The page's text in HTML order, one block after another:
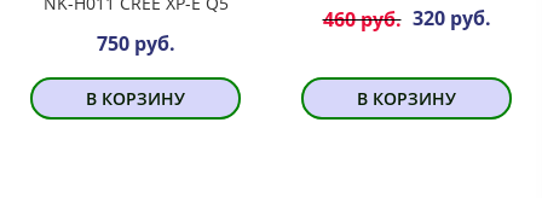
750 руб.
В КОРЗИНУ
460 руб. 320 руб.
В КОРЗИНУ